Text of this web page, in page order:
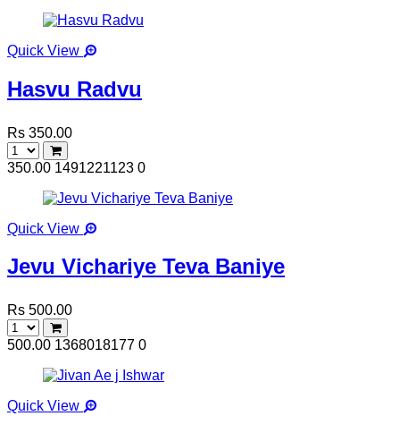
Quick View
Hasvu Radvu
Rs 350.00
350.00 1491221123 0
Quick View
Jevu Vichariye Teva Baniye
Rs 500.00
500.00 1368018177 0
Quick View